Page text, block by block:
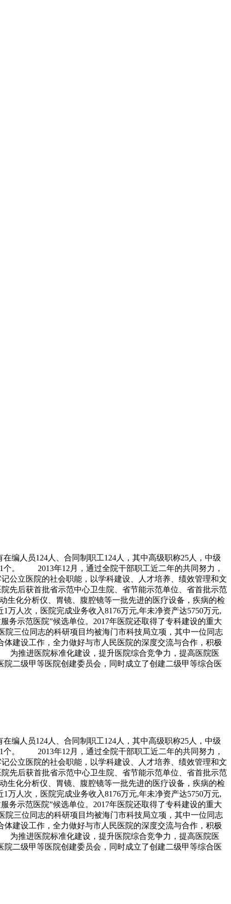
编人员124人、合同制职工124人，其中高级职称25人，中级
1个。 2013年12月，通过全院干部职工近二年的共同努力，
公立医院的社会职能，以学科建设、人才培养、绩效管理和文
先后获首批省示范中心卫生院、省节能示范单位、省首批示范
生化分析仪、胃镜、腹腔镜等一批先进的医疗设备，疾病的检
万人次，医院完成业务收入8176万元,年未净资产达5750万元,
务示范医院”候选单位。2017年医院还取得了专科建设的重大
院三位同志的科研项目均被海门市科技局立项，其中一位同志
建设工作，全力做好与市人民医院的深度交流与合作，积极
推进医院标准化建设，提升医院综合竞争力，提高医院医
二级甲等医院创建委员会，同时成立了创建二级甲等综合医
编人员124人、合同制职工124人，其中高级职称25人，中级
1个。 2013年12月，通过全院干部职工近二年的共同努力，
公立医院的社会职能，以学科建设、人才培养、绩效管理和文
先后获首批省示范中心卫生院、省节能示范单位、省首批示范
生化分析仪、胃镜、腹腔镜等一批先进的医疗设备，疾病的检
万人次，医院完成业务收入8176万元,年未净资产达5750万元,
务示范医院”候选单位。2017年医院还取得了专科建设的重大
院三位同志的科研项目均被海门市科技局立项，其中一位同志
建设工作，全力做好与市人民医院的深度交流与合作，积极
推进医院标准化建设，提升医院综合竞争力，提高医院医
二级甲等医院创建委员会，同时成立了创建二级甲等综合医